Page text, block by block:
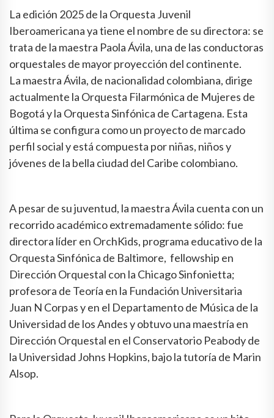
La edición 2025 de la Orquesta Juvenil
Iberoamericana ya tiene el nombre de su directora: se
trata de la maestra Paola Ávila, una de las conductoras
orquestales de mayor proyección del continente.
La maestra Ávila, de nacionalidad colombiana, dirige
actualmente la Orquesta Filarmónica de Mujeres de
Bogotá y la Orquesta Sinfónica de Cartagena. Esta
última se configura como un proyecto de marcado
perfil social y está compuesta por niñas, niños y
jóvenes de la bella ciudad del Caribe colombiano.
A pesar de su juventud, la maestra Ávila cuenta con un
recorrido académico extremadamente sólido: fue
directora líder en OrchKids, programa educativo de la
Orquesta Sinfónica de Baltimore, fellowship en
Dirección Orquestal con la Chicago Sinfonietta;
profesora de Teoría en la Fundación Universitaria
Juan N Corpas y en el Departamento de Música de la
Universidad de los Andes y obtuvo una maestría en
Dirección Orquestal en el Conservatorio Peabody de
la Universidad Johns Hopkins, bajo la tutoría de Marin
Alsop.